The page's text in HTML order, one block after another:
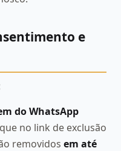
e
do WhatsApp
no link de exclusão
removidos em até